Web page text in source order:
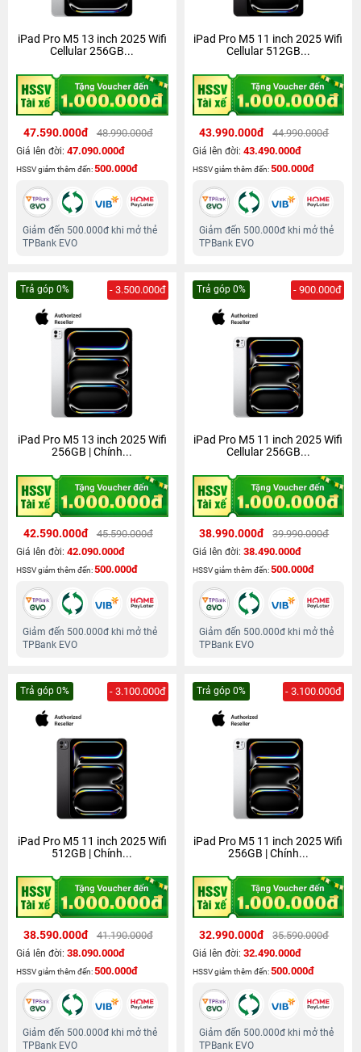
iPad Pro M5 13 inch 2025 Wifi
Cellular 256GB...
47.590.000đ 48.990.000đ
Giá lên đời: 47.090.000đ
HSSV giảm thêm đến:500.000đ
Giảm đến 500.000đ khi mở thẻ
TPBank EVO
iPad Pro M5 11 inch 2025 Wifi
Cellular 512GB...
43.990.000đ 44.990.000đ
Giá lên đời: 43.490.000đ
HSSV giảm thêm đến:500.000đ
Giảm đến 500.000đ khi mở thẻ
TPBank EVO
Trả góp 0% - 3.500.000đ
iPad Pro M5 13 inch 2025 Wifi
256GB | Chính...
42.590.000đ 45.590.000đ
Giá lên đời: 42.090.000đ
HSSV giảm thêm đến:500.000đ
Giảm đến 500.000đ khi mở thẻ
TPBank EVO
Trả góp 0% - 900.000đ
iPad Pro M5 11 inch 2025 Wifi
Cellular 256GB...
38.990.000đ 39.990.000đ
Giá lên đời: 38.490.000đ
HSSV giảm thêm đến:500.000đ
Giảm đến 500.000đ khi mở thẻ
TPBank EVO
Trả góp 0% - 3.100.000đ
iPad Pro M5 11 inch 2025 Wifi
512GB | Chính...
38.590.000đ 41.190.000đ
Giá lên đời: 38.090.000đ
HSSV giảm thêm đến:500.000đ
Giảm đến 500.000đ khi mở thẻ
TPBank EVO
Trả góp 0% - 3.100.000đ
iPad Pro M5 11 inch 2025 Wifi
256GB | Chính...
32.990.000đ 35.590.000đ
Giá lên đời: 32.490.000đ
HSSV giảm thêm đến:500.000đ
Giảm đến 500.000đ khi mở thẻ
TPBank EVO